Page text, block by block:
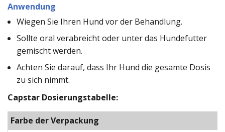
Anwendung
Wiegen Sie Ihren Hund vor der Behandlung.
Sollte oral verabreicht oder unter das Hundefutter
gemischt werden.
Achten Sie darauf, dass Ihr Hund die gesamte Dosis
zu sich nimmt.
Capstar Dosierungstabelle:
Farbe der Verpackung